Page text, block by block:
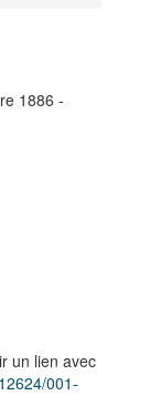
1886 -
un lien avec
001-